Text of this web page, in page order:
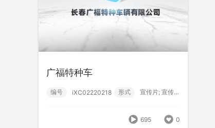
广福特种车
广福特种车
编号 iXC02220218 形式 宣传片; 宣传片; 救护车;
695 0